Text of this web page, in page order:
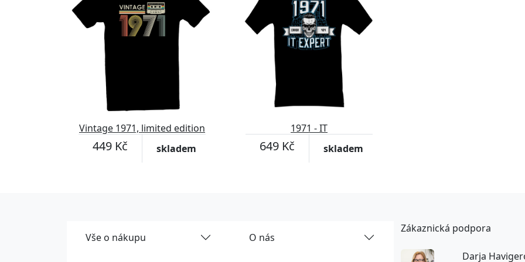
Vintage 1971, limited edition
449 Kč skladem
1971 - IT
649 Kč skladem
Vše o nákupu O nás
Zákaznická podpora
Darja